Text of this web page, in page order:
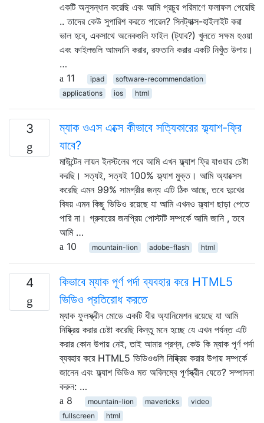
একটি অনুসন্ধান করেছি এবং আমি প্রচুর পরিমাণে ফলাফল পেয়েছি
.. তাদের কেউ সুপারিশ করতে পারেন? সিনট্যাক্স-হাইলাইট করা
ভাল হবে, একসাথে অনেকগুলি ফাইল (ট্যাব?) খুলতে সক্ষম হওয়া
এবং ফাইলগুলি আমদানি করার, রফতানি করার একটি নিখুঁত উপায়।
…
11
ipad
software-recommendation
applications
ios html
3
ম্যাক ওএস এক্সে কীভাবে সত্যিকারের ফ্ল্যাশ-ফ্রি
যাবে?
মাউন্টেন লায়ন ইনস্টলের পরে আমি এখন ফ্ল্যাশ ফ্রি যাওয়ার চেষ্টা
করছি। সত্যই, সত্যই 100% ফ্ল্যাশ মুক্ত। আমি অ্যাক্সেস
করেছি এমন 99% সামগ্রীর জন্য এটি ঠিক আছে, তবে দুঃখের
বিষয় এমন কিছু ভিডিও রয়েছে যা আমি এখনও ফ্ল্যাশ ছাড়া পেতে
পারি না। গ্রুবারের জনপ্রিয় পোস্টটি সম্পর্কে আমি জানি , তবে
আমি …
10
mountain-lion adobe-flash html
4
কিভাবে ম্যাক পূর্ণ পর্দা ব্যবহার করে HTML5
ভিডিও প্রতিরোধ করতে
ম্যাক ফুলস্ক্রীন মোডে একটি ধীর অ্যানিমেশন রয়েছে যা আমি
নিষ্ক্রিয় করার চেষ্টা করেছি কিন্তু মনে হচ্ছে যে এখন পর্যন্ত এটি
করার কোন উপায় নেই, তাই আমার প্রশ্ন, কেউ কি ম্যাক পূর্ণ পর্দা
ব্যবহার করে HTML5 ভিডিওগুলি নিষ্ক্রিয় করার উপায় সম্পর্কে
জানেন এবং ফ্ল্যাশ ভিডিও মত অবিলম্বে পূর্ণস্ক্রীন যেতে? সম্পাদনা
করুন: …
8
mountain-lion mavericks
video
fullscreen
html